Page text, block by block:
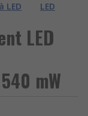
LED
LED
LED
mW